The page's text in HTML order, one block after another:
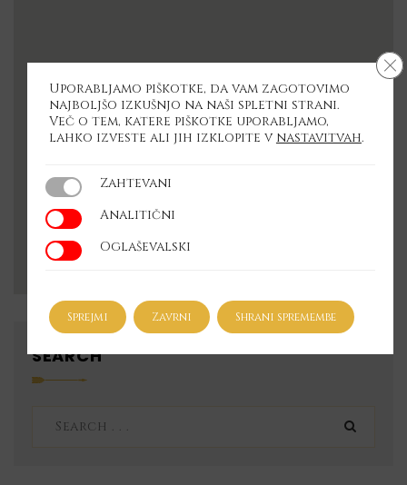
SEARCH
Uporabljamo piškotke, da vam zagotovimo
najboljšo izkušnjo na naši spletni strani.
Več o tem, katere piškotke uporabljamo,
lahko izveste ali jih izklopite v nastavitvah.
ZahtevaniZahtevani
AnalitičniAnalitični
OglaševalskiOglaševalski
Sprejmi Zavrni Shrani spremembe